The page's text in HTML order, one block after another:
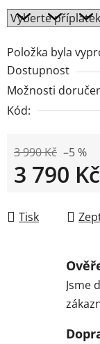
Položka byla
Dostupnost
Možnosti
Kód:
3 990 Kč –5 %
3 790 Kč
Tisk
Jsme